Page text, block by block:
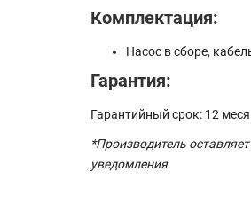
Комплектация:
Насос в сборе,
Гарантия:
Гарантийный срок: 12
*Производитель
уведомления.